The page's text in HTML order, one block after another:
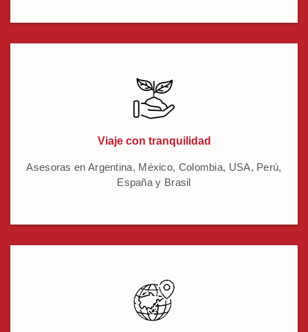
Viaje con tranquilidad
Asesoras en Argentina, México, Colombia, USA, Perú,
España y Brasil